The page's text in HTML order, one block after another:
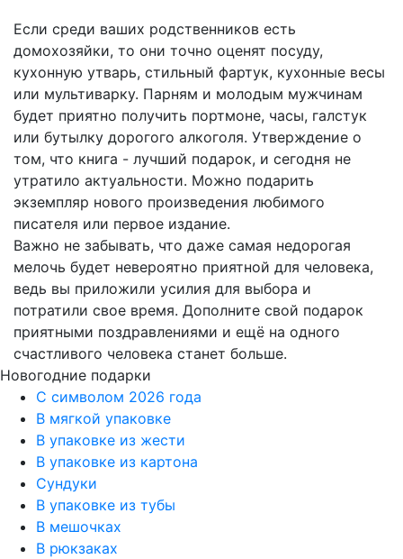
Если среди ваших родственников есть
домохозяйки, то они точно оценят посуду,
кухонную утварь, стильный фартук, кухонные весы
или мультиварку. Парням и молодым мужчинам
будет приятно получить портмоне, часы, галстук
или бутылку дорогого алкоголя. Утверждение о
том, что книга - лучший подарок, и сегодня не
утратило актуальности. Можно подарить
экземпляр нового произведения любимого
писателя или первое издание.
Важно не забывать, что даже самая недорогая
мелочь будет невероятно приятной для человека,
ведь вы приложили усилия для выбора и
потратили свое время. Дополните свой подарок
приятными поздравлениями и ещё на одного
счастливого человека станет больше.
Новогодние подарки
C символом 2026 года
В мягкой упаковке
В упаковке из жести
В упаковке из картона
Сундуки
В упаковке из тубы
В мешочках
В рюкзаках